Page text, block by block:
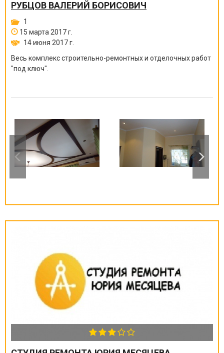
РУБЦОВ ВАЛЕРИЙ БОРИСОВИЧ
1
15 марта 2017 г.
14 июня 2017 г.
Весь комплекс строительно-ремонтных и отделочных работ
"под ключ".